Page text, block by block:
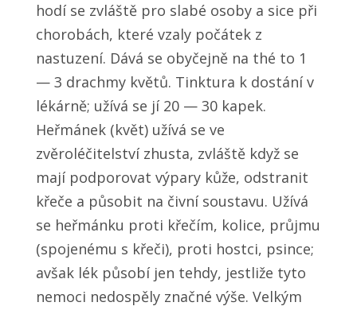
hodí se zvláště pro slabé osoby a sice při
chorobách, které vzaly počátek z
nastuzení. Dává se obyčejně na thé to 1
— 3 drachmy květů. Tinktura k dostání v
lékárně; užívá se jí 20 — 30 kapek.
Heřmánek (květ) užívá se ve
zvěroléčitelství zhusta, zvláště když se
mají podporovat výpary kůže, odstranit
křeče a působit na čivní soustavu. Užívá
se heřmánku proti křečím, kolice, průjmu
(spojenému s křeči), proti hostci, psince;
avšak lék působí jen tehdy, jestliže tyto
nemoci nedospěly značné výše. Velkým